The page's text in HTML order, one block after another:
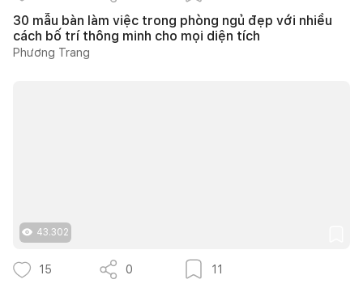
30 mẫu bàn làm việc trong phòng ngủ đẹp với nhiều
cách bố trí thông minh cho mọi diện tích
Phương Trang
43.302
15 0 11